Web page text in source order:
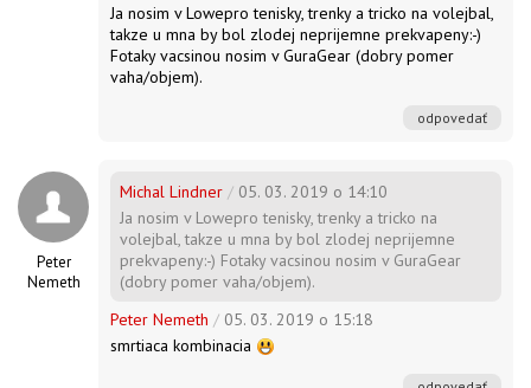
Ja nosim v Lowepro tenisky, trenky a tricko na volejbal,
takze u mna by bol zlodej neprijemne prekvapeny:-)
Fotaky vacsinou nosim v GuraGear (dobry pomer
vaha/objem).
odpovedať
Peter
Nemeth
Michal Lindner / 05. 03. 2019 o 14:10
Ja nosim v Lowepro tenisky, trenky a tricko na
volejbal, takze u mna by bol zlodej neprijemne
prekvapeny:-) Fotaky vacsinou nosim v GuraGear
(dobry pomer vaha/objem).
Peter Nemeth / 05. 03. 2019 o 15:18
smrtiaca kombinacia